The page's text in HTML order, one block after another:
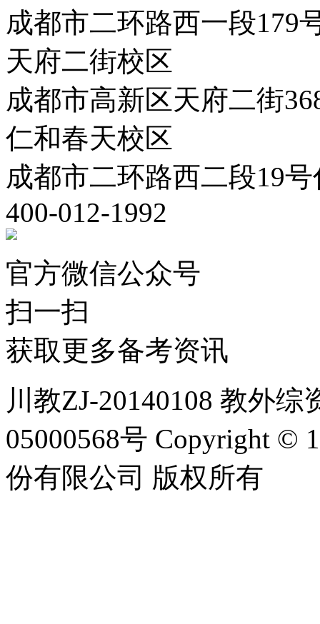
成都市二环路西一段179
天府二街校区
成都市高新区天府二街
仁和春天校区
成都市二环路西二段19
400-012-1992
官方微信公众号
扫一扫
获取更多备考资讯
川教ZJ-20140108 教外
05000568号 Copyright ©
份有限公司 版权所有